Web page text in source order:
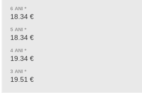
18.34 €
18.34 €
19.34 €
19.51 €